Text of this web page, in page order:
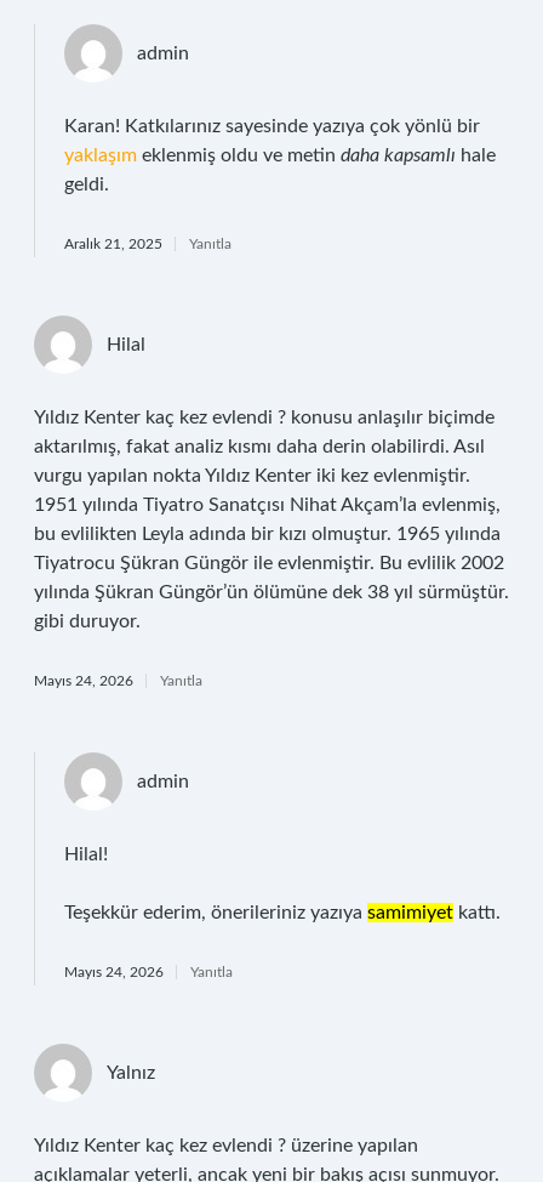
admin
Karan! Katkılarınız sayesinde yazıya çok yönlü bir
yaklaşım eklenmiş oldu ve metin daha kapsamlı hale
geldi.
Aralık 21, 2025 Yanıtla
Hilal
Yıldız Kenter kaç kez evlendi ? konusu anlaşılır biçimde
aktarılmış, fakat analiz kısmı daha derin olabilirdi. Asıl
vurgu yapılan nokta Yıldız Kenter iki kez evlenmiştir.
1951 yılında Tiyatro Sanatçısı Nihat Akçam’la evlenmiş,
bu evlilikten Leyla adında bir kızı olmuştur. 1965 yılında
Tiyatrocu Şükran Güngör ile evlenmiştir. Bu evlilik 2002
yılında Şükran Güngör’ün ölümüne dek 38 yıl sürmüştür.
gibi duruyor.
Mayıs 24, 2026 Yanıtla
admin
Hilal!
Teşekkür ederim, önerileriniz yazıya samimiyet kattı.
Mayıs 24, 2026 Yanıtla
Yalnız
Yıldız Kenter kaç kez evlendi ? üzerine yapılan
açıklamalar yeterli, ancak yeni bir bakış açısı sunmuyor.